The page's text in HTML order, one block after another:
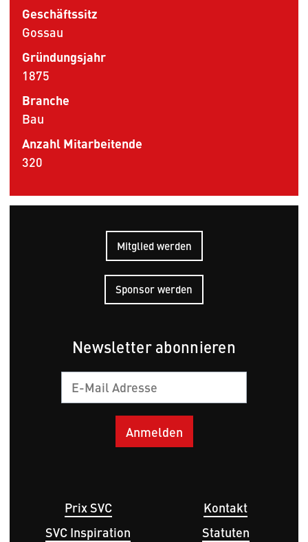
Geschäftssitz
Gossau
Gründungsjahr
1875
Branche
Bau
Anzahl Mitarbeitende
320
Mitglied werden
Sponsor werden
Newsletter abonnieren
Hauptnavigation
Prix SVC
SVC Inspiration
Fußbereichsmenü
Kontakt
Statuten